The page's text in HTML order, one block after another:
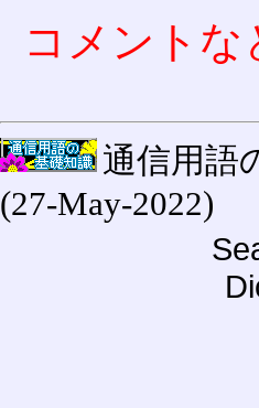
コメント
通信用語
(27-May-2022)